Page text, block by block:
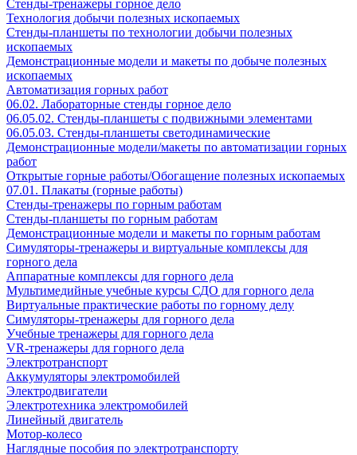
Стенды-тренажеры горное дело
Технология добычи полезных ископаемых
Стенды-планшеты по технологии добычи полезных
ископаемых
Демонстрационные модели и макеты по добыче полезных
ископаемых
Автоматизация горных работ
06.02. Лабораторные стенды горное дело
06.05.02. Стенды-планшеты с подвижными элементами
06.05.03. Стенды-планшеты светодинамические
Демонстрационные модели/макеты по автоматизации горных
работ
Открытые горные работы/Обогащение полезных ископаемых
07.01. Плакаты (горные работы)
Стенды-тренажеры по горным работам
Стенды-планшеты по горным работам
Демонстрационные модели и макеты по горным работам
Симуляторы-тренажеры и виртуальные комплексы для
горного дела
Аппаратные комплексы для горного дела
Мультимедийные учебные курсы СДО для горного дела
Виртуальные практические работы по горному делу
Симуляторы-тренажеры для горного дела
Учебные тренажеры для горного дела
VR-тренажеры для горного дела
Электротранспорт
Аккумуляторы электромобилей
Электродвигатели
Электротехника электромобилей
Линейный двигатель
Мотор-колесо
Наглядные пособия по электротранспорту